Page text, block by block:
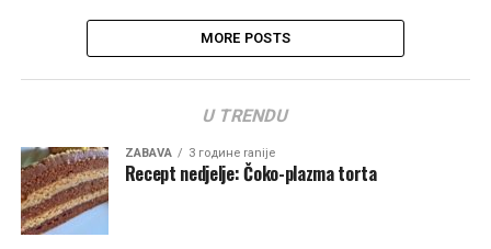
MORE POSTS
U TRENDU
ZABAVA 3 године ranije
Recept nedjelje: Čoko-plazma torta